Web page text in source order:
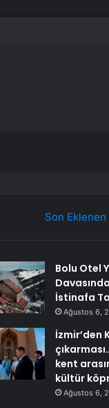
Son Eklenen
Bolu Otel
İstinafa
Ağustos 6,
İzmir’den
kent
kültür
Ağustos 6,